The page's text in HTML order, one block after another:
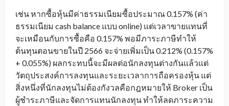
เช่น หากซื้อหุ้นมีค่าธรรมเนียมซื้อประมาณ 0.157% (ค่า
ธรรมเนียม cash balance แบบ online) แต่เวลาขายแทนที่
จะเหมือนกับการซื้อคือ 0.157% พอมีภาระภาษีทำให้
ต้นทุนตอนขายในปี 2566 จะจ่ายเพิ่มเป็น 0.212% (0.157%
+ 0.055%) ผลกระทบนี้จะมีผลต่อนักลงทุนต่างกันแล้วแต่
วัตถุประสงค์การลงทุนและระยะเวลาการถือครองหุ้น แต่
สิ่งหนึ่งที่นักลงทุนไม่ต้องกังวลคือกฎหมายให้ Broker เป็น
ผู้ชำระภาษีและจัดการแทนนักลงทุน ทำให้ลดภาระความ